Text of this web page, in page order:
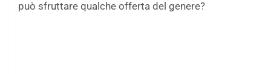
può sfruttare qualche offerta del genere?